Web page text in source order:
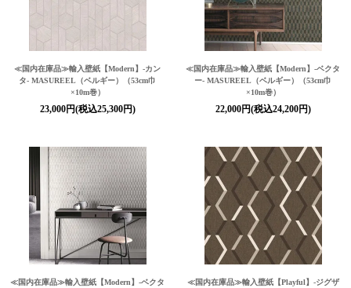
≪国内在庫品≫輸入壁紙 【Modern】-カン
タ- MASUREEL（ベルギー）（53cm巾
×10m巻）
23,000円(税込25,300円)
≪国内在庫品≫輸入壁紙 【Modern】-ベクタ
ー- MASUREEL（ベルギー）（53cm巾
×10m巻）
22,000円(税込24,200円)
≪国内在庫品≫輸入壁紙 【Modern】-ベクタ
≪国内在庫品≫輸入壁紙【Playful】 -ジグザ